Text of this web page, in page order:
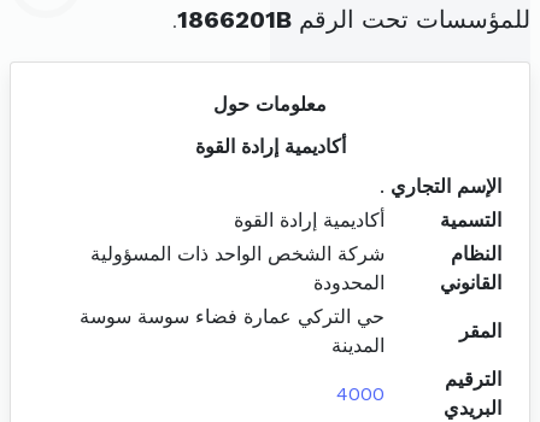
للمؤسسات تحت الرقم 1866201B
.
معلومات حول
أكاديمية إرادة القوة
الإسم التجاري .
التسمية
أكاديمية إرادة القوة
النظام
القانوني
شركة الشخص الواحد ذات المسؤولية
المحدودة
المقر
حي التركي عمارة فضاء سوسة سوسة
المدينة
الترقيم
البريدي
4000